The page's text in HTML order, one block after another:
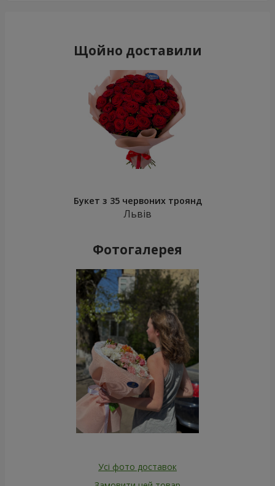
Щойно доставили
Букет з 35 червоних троянд
Львів
Фотогалерея
Усі фото доставок